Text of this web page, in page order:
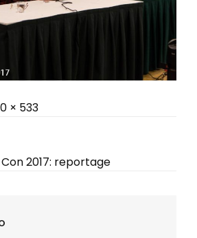
× 533
2017: reportage